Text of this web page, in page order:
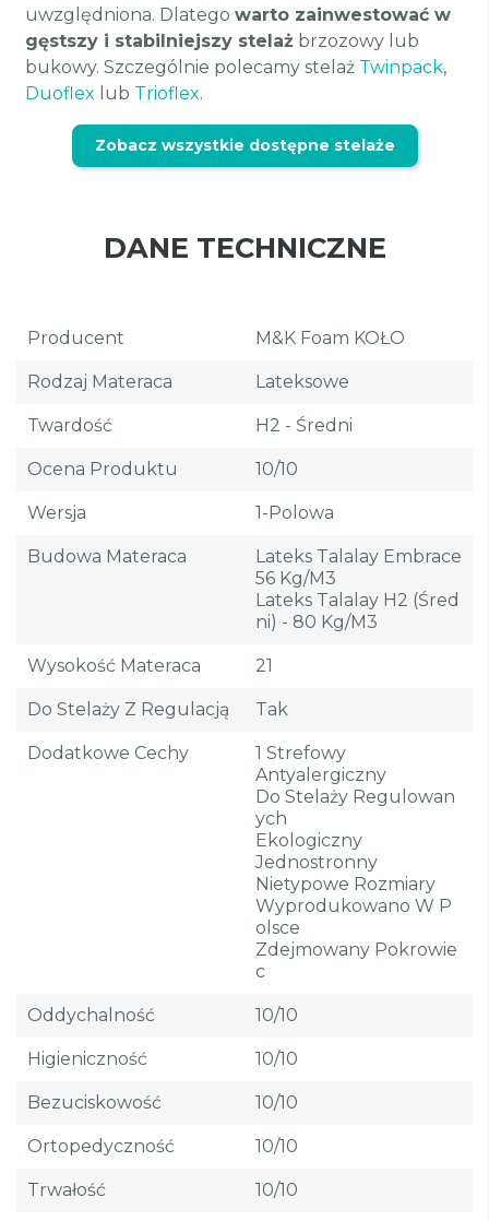
uwzględniona. Dlatego warto zainwestować w
gęstszy i stabilniejszy stelaż brzozowy lub
bukowy. Szczególnie polecamy stelaż Twinpack,
Duoflex lub Trioflex.
Zobacz wszystkie dostępne stelaże
DANE TECHNICZNE
Producent M&K Foam KOŁO
Rodzaj Materaca Lateksowe
Twardość H2 - Średni
Ocena Produktu 10/10
Wersja 1-Polowa
Budowa Materaca
Lateks Talalay Embrace
56 Kg/m3
Lateks Talalay H2 (śred
Ni) - 80 Kg/m3
Wysokość Materaca 21
Do Stelaży Z Regulacją Tak
Dodatkowe Cechy
1 Strefowy
Antyalergiczny
Do Stelaży Regulowan
Ych
Ekologiczny
Jednostronny
Nietypowe Rozmiary
Wyprodukowano W P
Olsce
Zdejmowany Pokrowie
C
Oddychalność 10/10
Higieniczność 10/10
Bezuciskowość 10/10
Ortopedyczność 10/10
Trwałość 10/10